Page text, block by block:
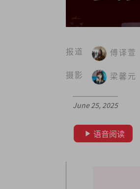
报道
傅译萱
摄影
梁馨元
June 25, 2025
语音阅读